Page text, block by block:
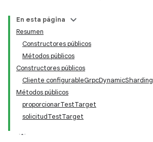
En esta página
Resumen
Constructores públicos
Métodos públicos
Constructores públicos
Cliente configurableGrpcDynamicSharding
Métodos públicos
proporcionarTestTarget
solicitudTestTarget